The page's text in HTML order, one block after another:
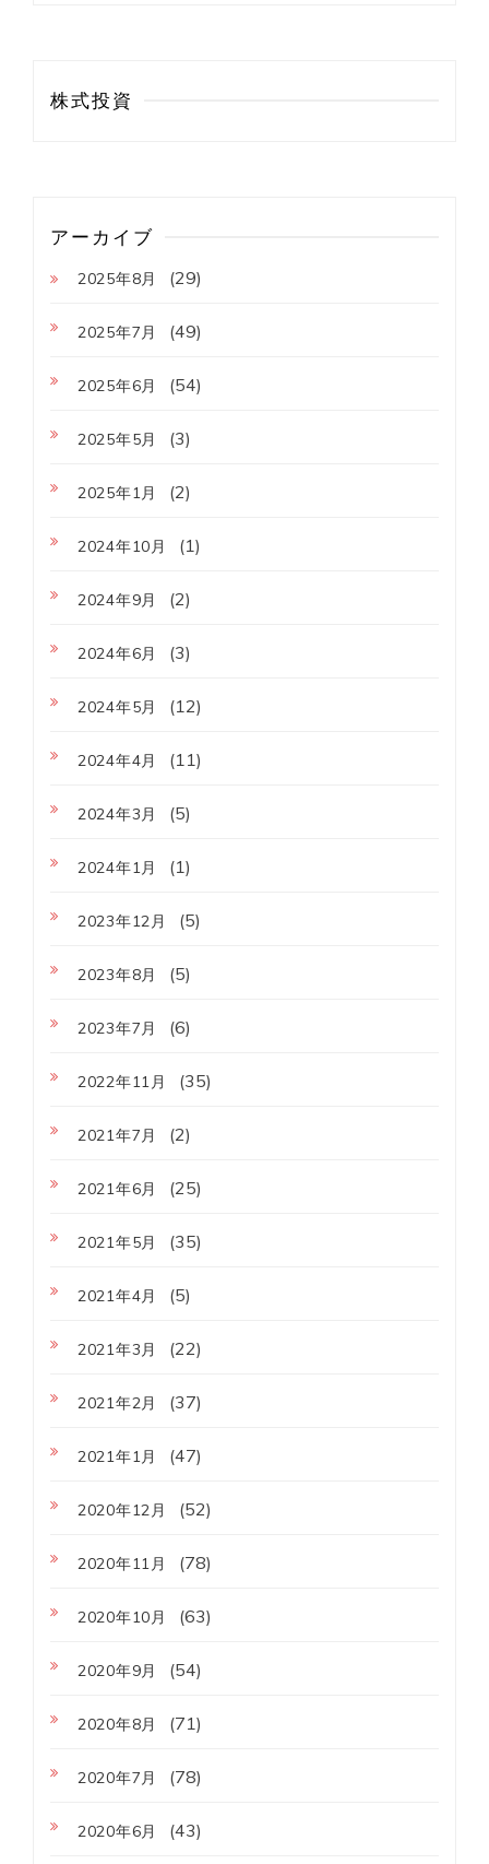
株式投資
アーカイブ
2025年8月 (29)
2025年7月 (49)
2025年6月 (54)
2025年5月 (3)
2025年1月 (2)
2024年10月 (1)
2024年9月 (2)
2024年6月 (3)
2024年5月 (12)
2024年4月 (11)
2024年3月 (5)
2024年1月 (1)
2023年12月 (5)
2023年8月 (5)
2023年7月 (6)
2022年11月 (35)
2021年7月 (2)
2021年6月 (25)
2021年5月 (35)
2021年4月 (5)
2021年3月 (22)
2021年2月 (37)
2021年1月 (47)
2020年12月 (52)
2020年11月 (78)
2020年10月 (63)
2020年9月 (54)
2020年8月 (71)
2020年7月 (78)
2020年6月 (43)